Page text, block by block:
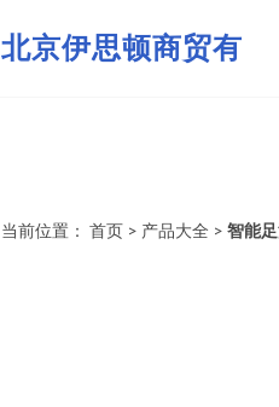
北京伊思顿商贸有
当前位置： 首页 > 产品大全 > 智能